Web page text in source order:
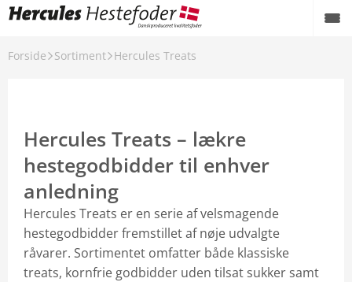
Forside Sortiment Hercules Treats
Hercules Treats – lækre
hestegodbidder til enhver
anledning
Hercules Treats er en serie af velsmagende
hestegodbidder fremstillet af nøje udvalgte
råvarer. Sortimentet omfatter både klassiske
treats, kornfrie godbidder uden tilsat sukker samt
Tilbage
Hercules Basic & Pellets
Hercules Fibre
Hercules Tilskud
Hercules Vitaminer og Mineraler